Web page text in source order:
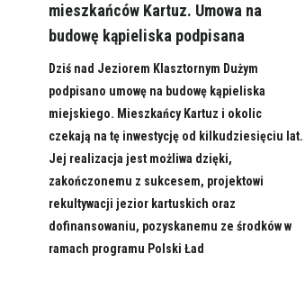
mieszkańców Kartuz. Umowa na
budowę kąpieliska podpisana
Dziś nad Jeziorem Klasztornym Dużym
podpisano umowę na budowę kąpieliska
miejskiego. Mieszkańcy Kartuz i okolic
czekają na tę inwestycję od kilkudziesięciu lat.
Jej realizacja jest możliwa dzięki,
zakończonemu z sukcesem, projektowi
rekultywacji jezior kartuskich oraz
dofinansowaniu, pozyskanemu ze środków w
ramach programu Polski Ład